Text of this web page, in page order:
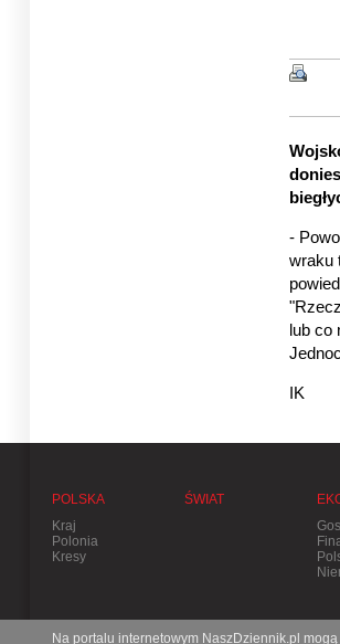
-
wraku
lub co
IK
POLSKA
Kraj
Polonia
Kresy
ŚWIAT
Na portalu internetowym NaszDziennik.pl